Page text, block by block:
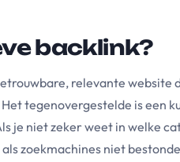
backlink?
relevante website
tegenovergestelde is een
je niet zeker weet in welke
zoekmachines niet